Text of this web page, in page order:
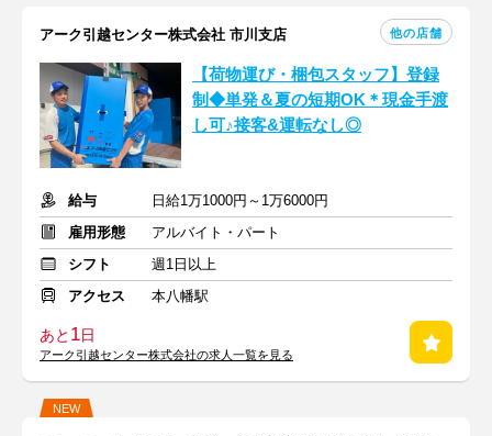
アーク引越センター株式会社 市川支店 他の店舗
【荷物運び・梱包スタッフ】登録
制◆単発＆夏の短期OK＊現金手渡
し可♪接客&運転なし◎
給与
日給1万1000円～1万6000円
雇用形態
アルバイト・パート
シフト
週1日以上
アクセス
本八幡駅
あと 1日
アーク引越センター株式会社の求人一覧を見る
NEW